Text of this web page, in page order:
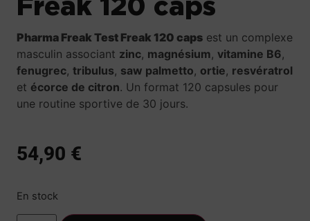
Freak 120 caps
Pharma Freak Test Freak 120 caps est un complexe
masculin associant zinc, magnésium, vitamine B6,
fenugrec, tribulus, saw palmetto, ortie, resvératrol
et écorce de citron. Un format 120 capsules pour
une routine sportive de 30 jours.
54,90 €
En stock